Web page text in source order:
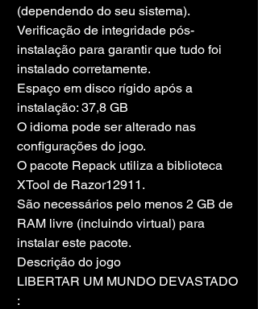
(dependendo do seu sistema).
Verificação de integridade pós-
instalação para garantir que tudo foi
instalado corretamente.
Espaço em disco rígido após a
instalação: 37,8 GB
O idioma pode ser alterado nas
configurações do jogo.
O pacote Repack utiliza a biblioteca
XTool de Razor12911.
São necessários pelo menos 2 GB de
RAM livre (incluindo virtual) para
instalar este pacote.
Descrição do jogo
LIBERTAR UM MUNDO DEVASTADO
: